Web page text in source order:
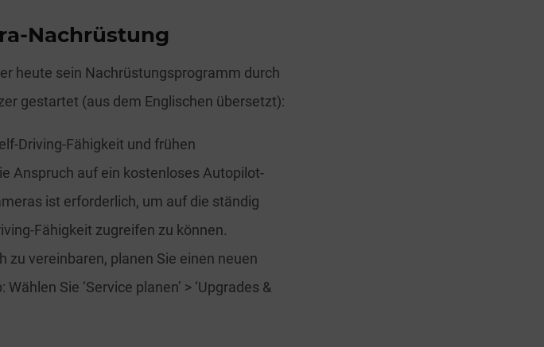
Nachrüstung
heute sein Nachrüstungsprogramm durch
gestartet (aus dem Englischen übersetzt):
Driving-Fähigkeit und frühen
Anspruch auf ein kostenloses Autopilot-
ist erforderlich, um auf die ständig
Fähigkeit zugreifen zu können.
vereinbaren, planen Sie einen neuen
Sie ‘Service planen’ > ‘Upgrades &